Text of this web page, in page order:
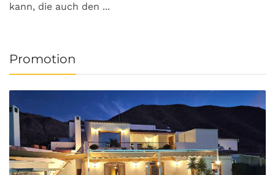
kann, die auch den ...
Promotion